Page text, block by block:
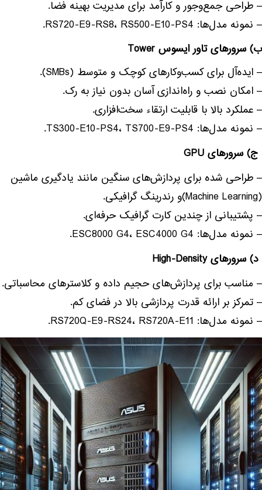
– طراحی جمع‌وجور و کارآمد برای مدیریت بهینه فضا.
– نمونه مدل‌ها: RS720-E9-RS8، RS500-E10-PS4.
ب) سرورهای تاور ایسوس Tower
– ایده‌آل برای کسب‌وکارهای کوچک و متوسط (SMBs).
– امکان نصب و راه‌اندازی آسان بدون نیاز به رک.
– عملکرد بالا با قابلیت ارتقاء سخت‌افزاری.
– نمونه مدل‌ها: TS300-E10-PS4، TS700-E9-PS4.
ج) سرورهای GPU
– طراحی شده برای پردازش‌های سنگین مانند یادگیری ماشین
(Machine Learning)و رندرینگ گرافیکی.
– پشتیبانی از چندین کارت گرافیک حرفه‌ای.
– نمونه مدل‌ها: ESC8000 G4، ESC4000 G4.
د) سرورهای High-Density
– مناسب برای پردازش‌های حجیم داده و کلاسترهای محاسباتی.
– تمرکز بر ارائه قدرت پردازشی بالا در فضای کم.
– نمونه مدل‌ها: RS720Q-E9-RS24، RS720A-E11.